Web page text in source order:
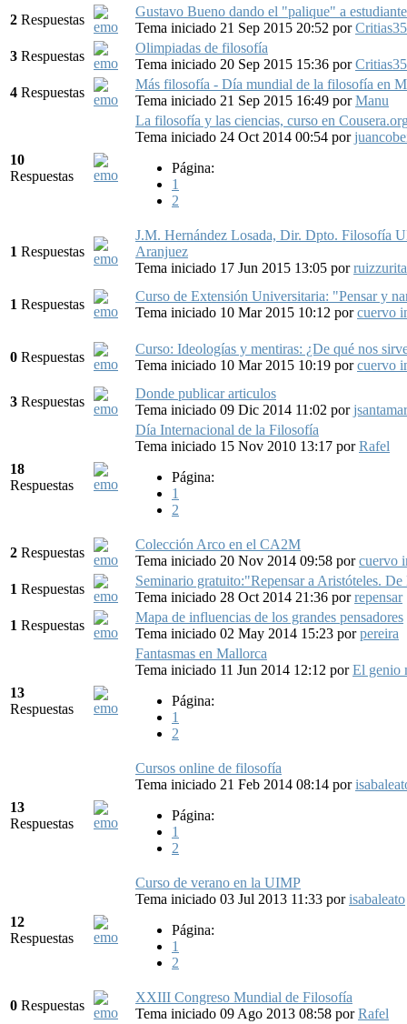
2 Respuestas
Gustavo Bueno dando el "palique" a
Tema iniciado 21 Sep 2015 20:52 porCritias35
3 Respuestas
Olimpiadas de filosofía
Tema iniciado 20 Sep 2015 15:36 porCritias35
4 Respuestas
Más filosofía - Día mundial de la filosofía en
Tema iniciado 21 Sep 2015 16:49 porManu
10
Respuestas
La filosofía y las ciencias, curso en
Tema iniciado 24 Oct 2014 00:54 por
Página:
1
2
1 Respuestas
J.M. Hernández Losada, Dir. Dpto. Filosofía
Aranjuez
Tema iniciado 17 Jun 2015 13:05 por
1 Respuestas
Curso de Extensión Universitaria: "Pensar y
Tema iniciado 10 Mar 2015 10:12 porcuervo
0 Respuestas
Curso: Ideologías y mentiras: ¿De qué nos
Tema iniciado 10 Mar 2015 10:19 porcuervo
3 Respuestas
Donde publicar articulos
Tema iniciado 09 Dic 2014 11:02 por
18
Respuestas
Día Internacional de la Filosofía
Tema iniciado 15 Nov 2010 13:17 porRafel
Página:
1
2
2 Respuestas
Colección Arco en el CA2M
Tema iniciado 20 Nov 2014 09:58 porcuervo
1 Respuestas
Seminario gratuito:"Repensar a Aristóteles.
Tema iniciado 28 Oct 2014 21:36 porrepensar
1 Respuestas
Mapa de influencias de los grandes pensadores
Tema iniciado 02 May 2014 15:23 porpereira
13
Respuestas
Fantasmas en Mallorca
Tema iniciado 11 Jun 2014 12:12 porEl genio
Página:
1
2
13
Respuestas
Cursos online de filosofía
Tema iniciado 21 Feb 2014 08:14 por
Página:
1
2
12
Respuestas
Curso de verano en la UIMP
Tema iniciado 03 Jul 2013 11:33 porisabaleato
Página:
1
2
0 Respuestas
XXIII Congreso Mundial de Filosofía
Tema iniciado 09 Ago 2013 08:58 porRafel